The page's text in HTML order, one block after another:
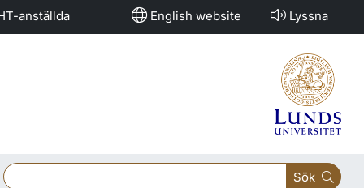
anställda English website Lyssna
Sök